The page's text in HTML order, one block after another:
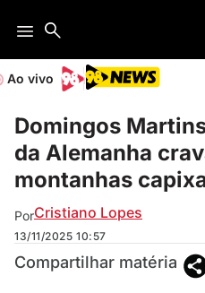
Ao vivo
Domingos
da Alemanha
montanhas
PorCristiano Lopes
13/11/2025 10:57
Compartilhar matéria